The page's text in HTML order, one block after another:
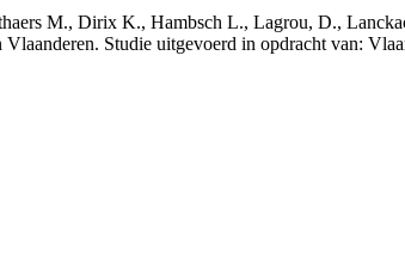
M., Dirix K., Hambsch L., Lagrou, D.,
Studie uitgevoerd in opdracht van: